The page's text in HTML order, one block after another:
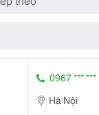
0967 *** ***
Hà Nội